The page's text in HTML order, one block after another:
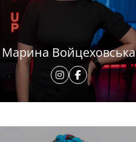
Марина Войцеховська